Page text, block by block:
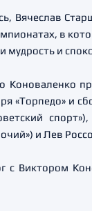
Вячеслав
в
мудрость и
Коноваленко
«Торпедо» и
и Лев
с Виктором